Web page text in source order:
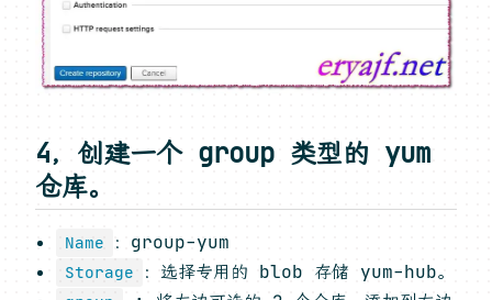
4，创建一个 group 类型的 yum
仓库。
Name ：group-yum
Storage ：选择专用的 blob 存储 yum-hub。